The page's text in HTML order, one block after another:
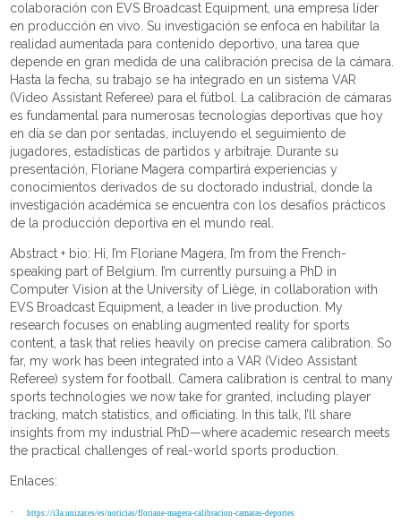
colaboración con EVS Broadcast Equipment, una empresa líder
en producción en vivo. Su investigación se enfoca en habilitar la
realidad aumentada para contenido deportivo, una tarea que
depende en gran medida de una calibración precisa de la cámara.
Hasta la fecha, su trabajo se ha integrado en un sistema VAR
(Video Assistant Referee) para el fútbol. La calibración de cámaras
es fundamental para numerosas tecnologías deportivas que hoy
en día se dan por sentadas, incluyendo el seguimiento de
jugadores, estadísticas de partidos y arbitraje. Durante su
presentación, Floriane Magera compartirá experiencias y
conocimientos derivados de su doctorado industrial, donde la
investigación académica se encuentra con los desafíos prácticos
de la producción deportiva en el mundo real.
Abstract + bio: Hi, I’m Floriane Magera, I’m from the French-
speaking part of Belgium. I’m currently pursuing a PhD in
Computer Vision at the University of Liège, in collaboration with
EVS Broadcast Equipment, a leader in live production. My
research focuses on enabling augmented reality for sports
content, a task that relies heavily on precise camera calibration. So
far, my work has been integrated into a VAR (Video Assistant
Referee) system for football. Camera calibration is central to many
sports technologies we now take for granted, including player
tracking, match statistics, and officiating. In this talk, I’ll share
insights from my industrial PhD—where academic research meets
the practical challenges of real-world sports production.
Enlaces:
· https://i3a.unizar.es/es/noticias/floriane-magera-calibracion-camaras-deportes